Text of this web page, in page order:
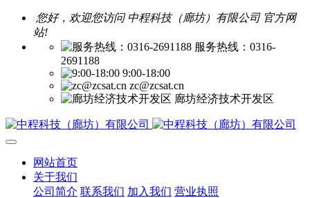
您好，欢迎您访问 中程科技（廊坊）有限公司 官方网
站!
服务热线：0316-
2691188
9:00-18:00
zc@zcsat.cn
廊坊经济技术开发区
网站首页
关于我们
公司简介 联系我们 加入我们 营业执照